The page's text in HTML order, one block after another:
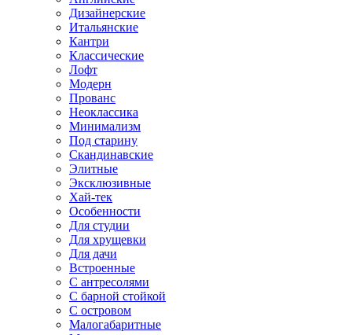
Дизайнерские
Итальянские
Кантри
Классические
Лофт
Модерн
Прованс
Неоклассика
Минимализм
Под старину
Скандинавские
Элитные
Эксклюзивные
Хай-тек
Особенности
Для студии
Для хрущевки
Для дачи
Встроенные
С антресолями
С барной стойкой
С островом
Малогабаритные